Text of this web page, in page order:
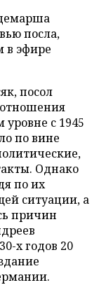
посла,
в эфире
посол
отношения
с 1945
по вине
Однако
по их
ситуации, а
причин
х годов 20